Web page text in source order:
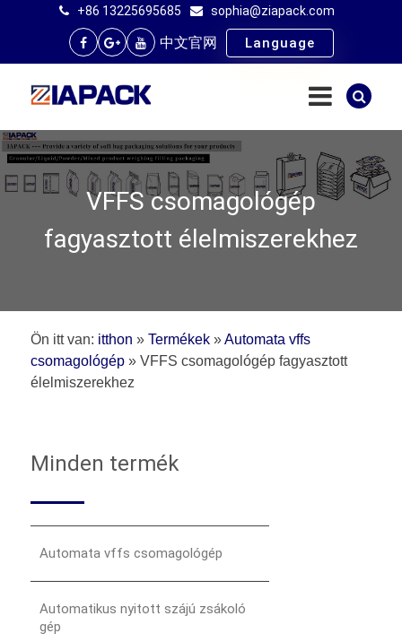
+86 13225695685 sophia@ziapack.com
中文官网 Language
VFFS csomagológép
fagyasztott élelmiszerekhez
Ön itt van: itthon » Termékek »Automata vffs
csomagológép » VFFS csomagológép fagyasztott
élelmiszerekhez
Minden termék
Automata vffs csomagológép
Automatikus nyitott szájú zsákoló
gép